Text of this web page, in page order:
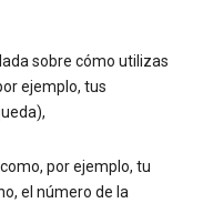
sobre cómo utilizas
ejemplo, tus
por ejemplo, tu
el número de la